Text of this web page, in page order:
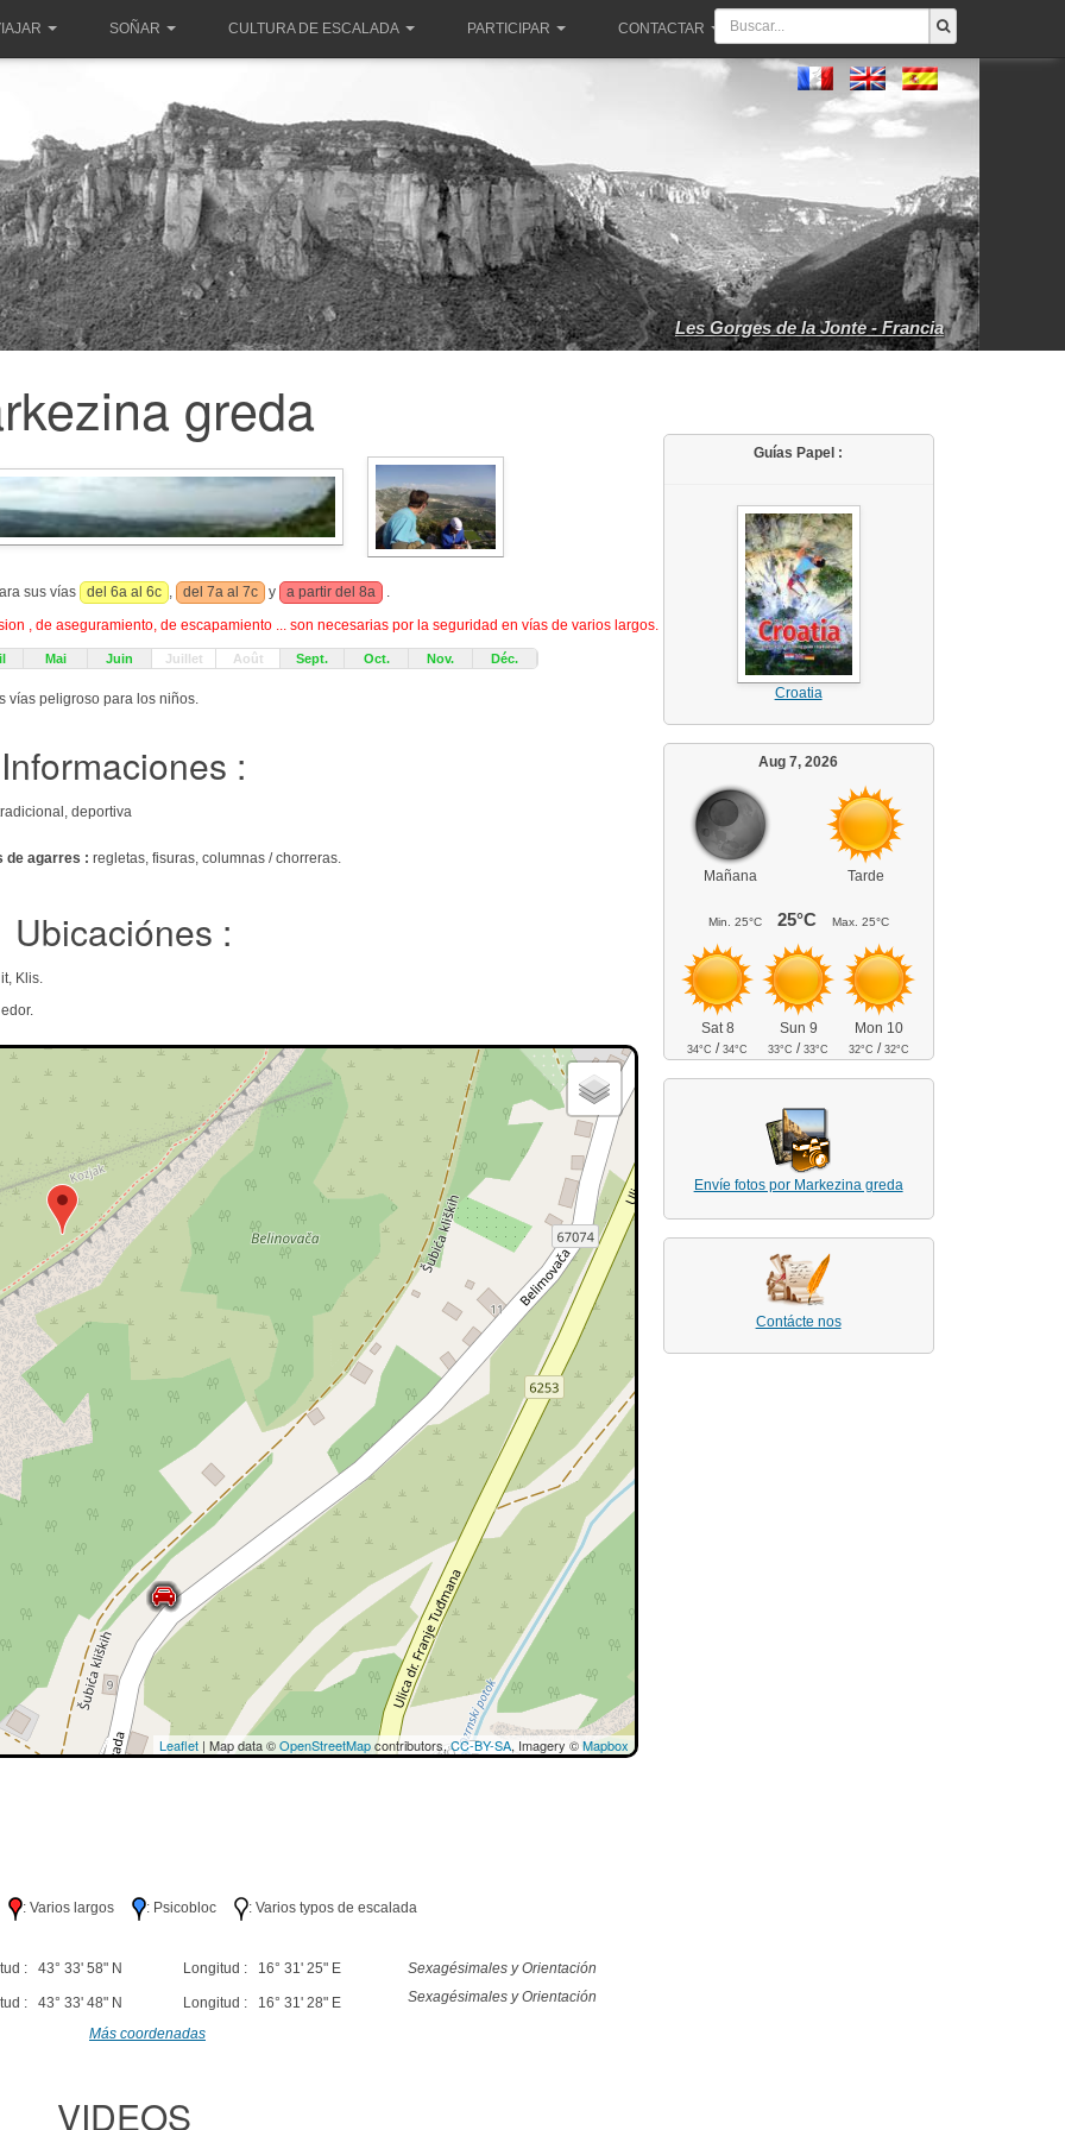
SOÑAR CULTURA DE ESCALADA PARTICIPAR CONTACTAR
Les Gorges de la Jonte - Francia
greda
sus vías del 6a al 6c , del 7a al 7c y a partir del 8a
.
, de aseguramiento, de escapamiento ... son necesarias por la seguridad en vías de varios largos.
Mai Juin Juillet Août Sept. Oct. Nov. Déc.
vías peligroso para los niños.
Informaciones :
deportiva
de agarres : regletas, fisuras, columnas / chorreras.
Ubicaciónes :
Klis.
Leaflet| Map data ©OpenStreetMapcontributors,CC-BY-SA, Imagery ©Mapbox
: Varios largos : Psicobloc : Varios typos de escalada
: 43° 33' 58" N Longitud : 16° 31' 25" E Sexagésimales y Orientación
: 43° 33' 48" N Longitud : 16° 31' 28" E Sexagésimales y Orientación
Más coordenadas
VIDEOS
Guías Papel :
Croatia
Aug 7, 2026
Mañana Tarde
Min. 25°C 25°C Max. 25°C
Sat 8
34°C /34°C
Sun 9
33°C /33°C
Mon 10
32°C /32°C
Envíe fotos por Markezina greda
Contácte nos